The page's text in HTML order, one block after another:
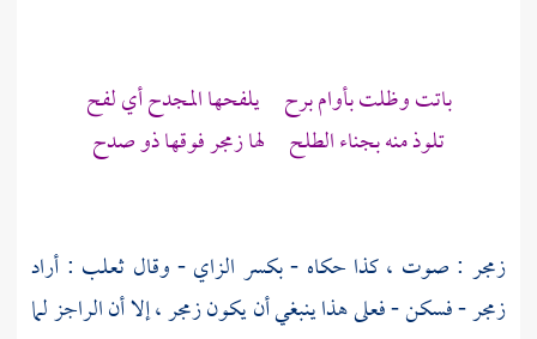
باتت وظلت بأوام برح يلفحها المجدح أي لفح
تلوذ منه بجناء الطلح لها زمجر فوقها ذو صدح
زمجر : صوت ، كذا حكاه - بكسر الزاي - وقال ثعلب : أراد
زمجر - فسكن - فعلى هذا ينبغي أن يكون زمجر ، إلا أن الراجز لما